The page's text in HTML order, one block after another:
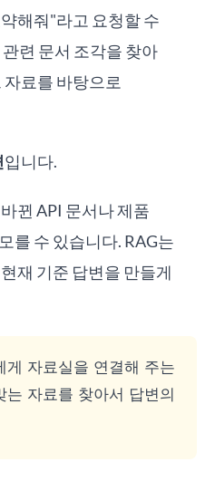
해줘"라고 요청할 수
련 문서 조각을 찾아
료를 바탕으로
입니다.
뀐 API 문서나 제품
를 수 있습니다. RAG는
재 기준 답변을 만들게
게 자료실을 연결해 주는
자료를 찾아서 답변의